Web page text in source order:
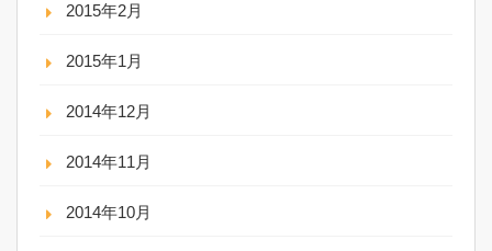
2015年2月
2015年1月
2014年12月
2014年11月
2014年10月